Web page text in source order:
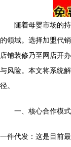
随着母婴市场的
的领域。选择加盟代
店铺装修乃至网店开
与风险。本文将系统
径。
一、核心合作模
一件代发：这是目前